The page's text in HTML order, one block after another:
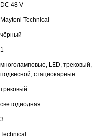
DC 48 V
Maytoni Technical
чёрный
1
многоламповые, LED, трековый,
подвесной, стационарные
трековый
светодиодная
3
Technical